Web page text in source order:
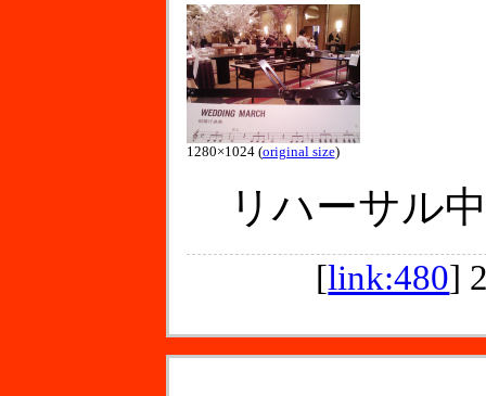
1280×1024 (original size)
リハーサル
[link:480]